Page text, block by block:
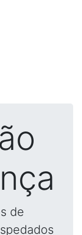
de